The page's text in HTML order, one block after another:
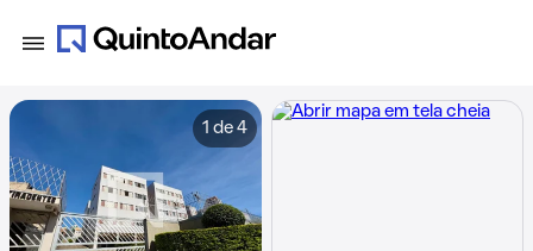
1 de 4